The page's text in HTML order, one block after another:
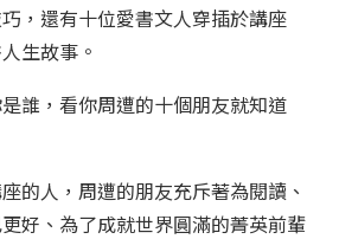
，還有十位愛書文人穿插於講座
生故事。
誰，看你周遭的十個朋友就知道
的人，周遭的朋友充斥著為閱讀、
好、為了成就世界圓滿的菁英前輩